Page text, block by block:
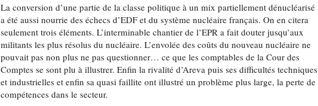
La conversion d’une partie de la classe politique à un mix partiellement dénucléarisé
a été aussi nourrie des échecs d’EDF et du système nucléaire français. On en citera
seulement trois éléments. L’interminable chantier de l’EPR a fait douter jusqu’aux
militants les plus résolus du nucléaire. L’envolée des coûts du nouveau nucléaire ne
pouvait pas non plus ne pas questionner… ce que les comptables de la Cour des
Comptes se sont plu à illustrer. Enfin la rivalité d’Areva puis ses difficultés techniques
et industrielles et enfin sa quasi faillite ont illustré un problème plus large, la perte de
compétences dans le secteur.